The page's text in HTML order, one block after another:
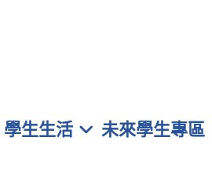
學生生活 未來學生專區